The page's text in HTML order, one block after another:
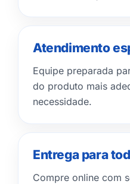
Atendimento
Equipe preparada
do produto mais
necessidade.
Entrega para
Compre online com